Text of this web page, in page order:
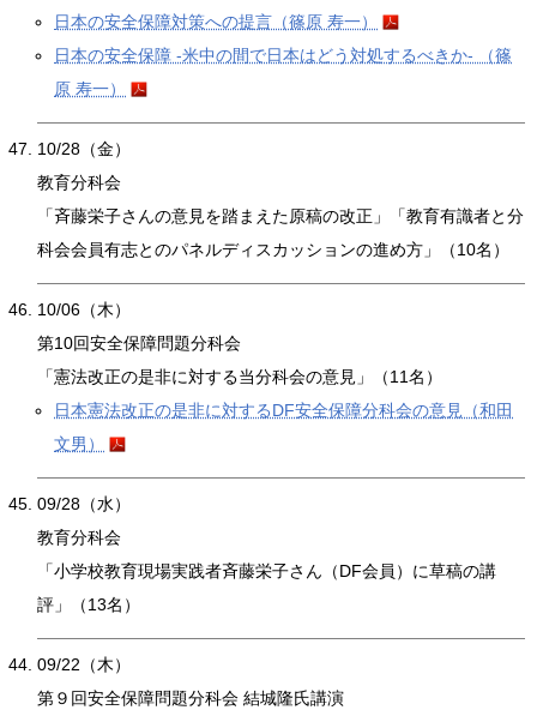
日本の安全保障対策への提言（篠原 寿一）
日本の安全保障 -米中の間で日本はどう対処するべきか- （篠
原 寿一）
10/28（金）
教育分科会
「斉藤栄子さんの意見を踏まえた原稿の改正」「教育有識者と分
科会会員有志とのパネルディスカッションの進め方」（10名）
10/06（木）
第10回安全保障問題分科会
「憲法改正の是非に対する当分科会の意見」（11名）
日本憲法改正の是非に対するDF安全保障分科会の意見（和田
文男）
09/28（水）
教育分科会
「小学校教育現場実践者斉藤栄子さん（DF会員）に草稿の講
評」（13名）
09/22（⽊）
第９回安全保障問題分科会 結城隆⽒講演